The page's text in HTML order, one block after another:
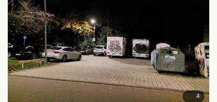
4